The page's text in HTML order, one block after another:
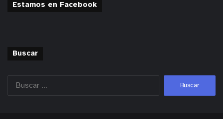
Estamos en Facebook
Buscar